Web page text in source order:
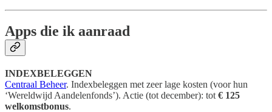
Apps die ik aanraad
INDEXBELEGGEN
Centraal Beheer. Indexbeleggen met zeer lage kosten (voor hun
‘Wereldwijd Aandelenfonds’). Actie (tot december): tot € 125
welkomstbonus.